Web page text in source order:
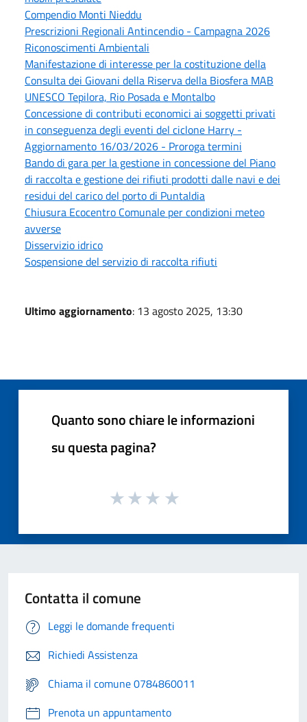
Compendio Monti Nieddu
Prescrizioni Regionali Antincendio - Campagna 2026
Riconoscimenti Ambientali
Manifestazione di interesse per la costituzione della
Consulta dei Giovani della Riserva della Biosfera MAB
UNESCO Tepilora, Rio Posada e Montalbo
Concessione di contributi economici ai soggetti privati
in conseguenza degli eventi del ciclone Harry -
Aggiornamento 16/03/2026 - Proroga termini
Bando di gara per la gestione in concessione del Piano
di raccolta e gestione dei rifiuti prodotti dalle navi e dei
residui del carico del porto di Puntaldia
Chiusura Ecocentro Comunale per condizioni meteo
avverse
Disservizio idrico
Sospensione del servizio di raccolta rifiuti
Ultimo aggiornamento: 13 agosto 2025, 13:30
Quanto sono chiare le informazioni
su questa pagina?
Contatta il comune
Leggi le domande frequenti
Richiedi Assistenza
Chiama il comune 0784860011
Prenota un appuntamento